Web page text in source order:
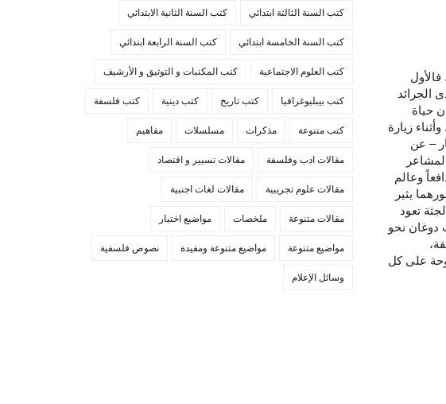
الجرائد
حياة
زيارة
– عن
وعالم
يثير
تعود
دوغان نحو
على كل
كتب السنة الثالثة ابتدائي كتب السنة الثانية الابتدائي
كتب السنة الخامسة ابتدائي كتب السنة الرابعة ابتدائي
كتب العلوم الاجتماعية كتب المكتبات و التوثيق و الأرشيف
كتب بيبليوغرافيا كتب تاريخ كتب دينية كتب فلسفة
كتب متنوعة مذكرات مسلسلات مفاهيم
مقالات ادب وفلسفة مقالات تسيير و اقتصاد
مقالات علوم تجريبية مقالات لغات اجنبية
مقالات متنوعة ملخصات مواضيع اختبار
مواضيع متنوعة مواضيع متنوعة ومفيدة نصوص فلسفية
وسائل الإعلام